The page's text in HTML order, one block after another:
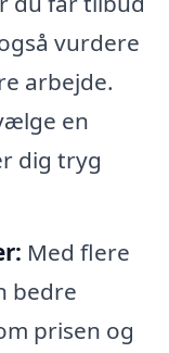
vurdere
arbejde.
en
dig tryg
Med flere
bedre
prisen og